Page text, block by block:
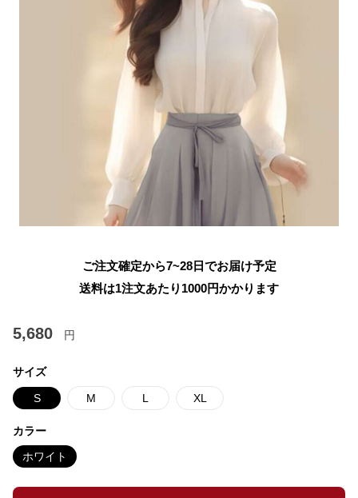
ご注文確定から7~28日でお届け予定
送料は1注文あたり 1000円かかります
5,680 円
サイズ
S M L XL
カラー
ホワイト